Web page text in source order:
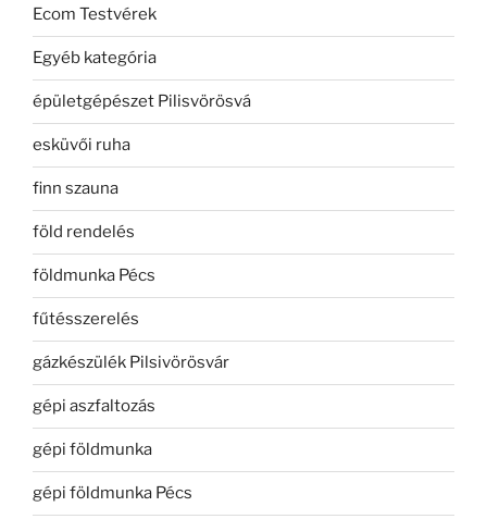
Ecom Testvérek
Egyéb kategória
épületgépészet Pilisvörösvá
esküvői ruha
finn szauna
föld rendelés
földmunka Pécs
fűtésszerelés
gázkészülék Pilsivörösvár
gépi aszfaltozás
gépi földmunka
gépi földmunka Pécs